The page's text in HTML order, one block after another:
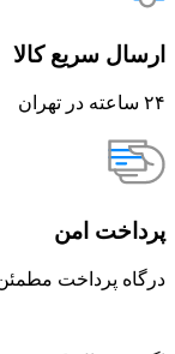
ارسال سریع کالا
۲۴ ساعته در تهران
پرداخت امن
درگاه پرداخت